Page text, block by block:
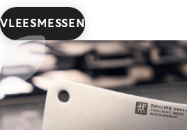
VLEESMESSEN